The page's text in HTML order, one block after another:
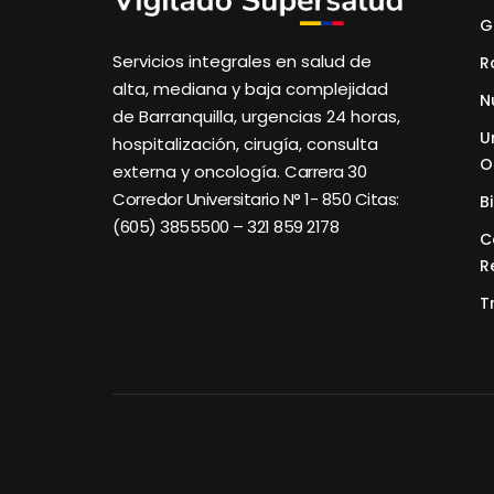
Servicios integrales en salud de
alta, mediana y baja complejidad
de Barranquilla, urgencias 24 horas,
hospitalización, cirugía, consulta
externa y oncología. Carrera 30
Corredor Universitario N° 1- 850 Citas:
(605) 3855500 – 321 859 2178